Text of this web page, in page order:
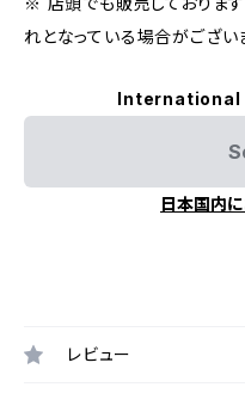
れとなっている場合がござい
International
日本国内
レビュー